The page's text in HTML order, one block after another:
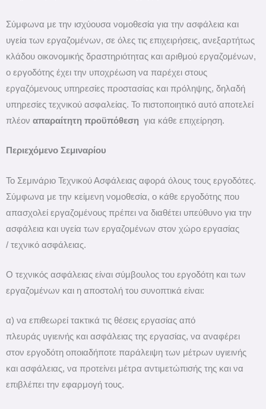
Σύμφωνα με την ισχύουσα νομοθεσία για την ασφάλεια και
υγεία των εργαζομένων, σε όλες τις επιχειρήσεις, ανεξαρτήτως
κλάδου οικονομικής δραστηριότητας και αριθμού εργαζομένων,
ο εργοδότης έχει την υποχρέωση να παρέχει στους
εργαζόμενους υπηρεσίες προστασίας και πρόληψης, δηλαδή
υπηρεσίες τεχνικού ασφαλείας. Το πιστοποιητικό αυτό αποτελεί
πλέον απαραίτητη προϋπόθεση για κάθε επιχείρηση.
Περιεχόμενο Σεμιναρίου
Το Σεμινάριο Τεχνικού Ασφάλειας αφορά όλους τους εργοδότες.
Σύμφωνα με την κείμενη νομοθεσία, ο κάθε εργοδότης που
απασχολεί εργαζομένους πρέπει να διαθέτει υπεύθυνο για την
ασφάλεια και υγεία των εργαζομένων στον χώρο εργασίας
/ τεχνικό ασφάλειας.
Ο τεχνικός ασφάλειας είναι σύμβουλος του εργοδότη και των
εργαζομένων και η αποστολή του συνοπτικά είναι:
α) να επιθεωρεί τακτικά τις θέσεις εργασίας από
πλευράς υγιεινής και ασφάλειας της εργασίας, να αναφέρει
στον εργοδότη οποιαδήποτε παράλειψη των μέτρων υγιεινής
και ασφάλειας, να προτείνει μέτρα αντιμετώπισής της και να
επιβλέπει την εφαρμογή τους.